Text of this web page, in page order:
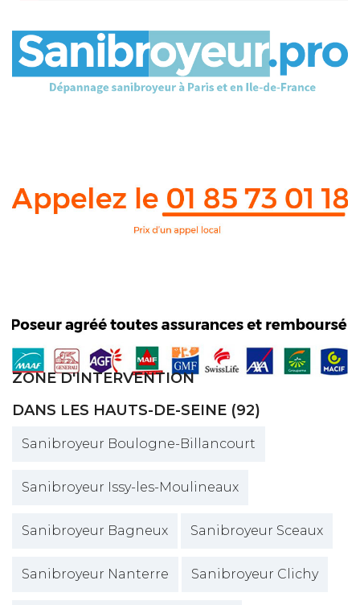
ZONE D'INTERVENTION
DANS LES HAUTS-DE-SEINE (92)
Sanibroyeur Boulogne-Billancourt
Sanibroyeur Issy-les-Moulineaux
Sanibroyeur Bagneux Sanibroyeur Sceaux
Sanibroyeur Nanterre Sanibroyeur Clichy